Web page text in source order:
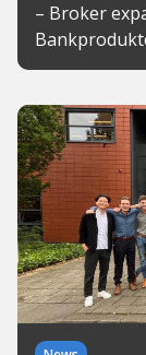
– Broker